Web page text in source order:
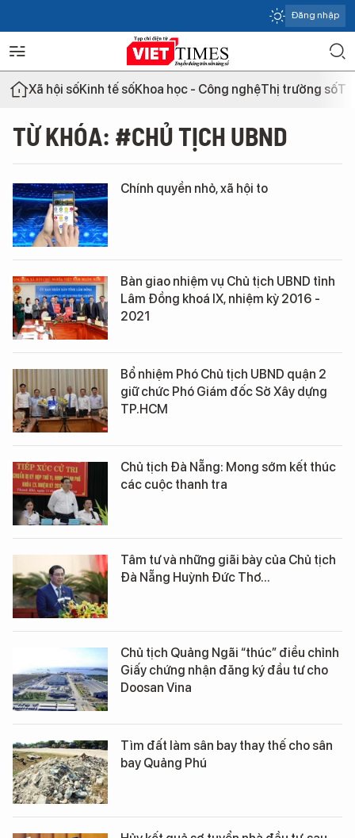
Đăng nhập
Xã hội sốKinh tế sốKhoa học - Công nghệThị trường số
TỪ KHÓA: #CHỦ TỊCH UBND
Chính quyền nhỏ, xã hội to
Bàn giao nhiệm vụ Chủ tịch UBND tỉnh
Lâm Đồng khoá IX, nhiệm kỳ 2016 -
2021
Bổ nhiệm Phó Chủ tịch UBND quận 2
giữ chức Phó Giám đốc Sở Xây dựng
TP.HCM
Chủ tịch Đà Nẵng: Mong sớm kết thúc
các cuộc thanh tra
Tâm tư và những giãi bày của Chủ tịch
Đà Nẵng Huỳnh Đức Thơ...
Chủ tịch Quảng Ngãi “thúc” điều chỉnh
Giấy chứng nhận đăng ký đầu tư cho
Doosan Vina
Tìm đất làm sân bay thay thế cho sân
bay Quảng Phú